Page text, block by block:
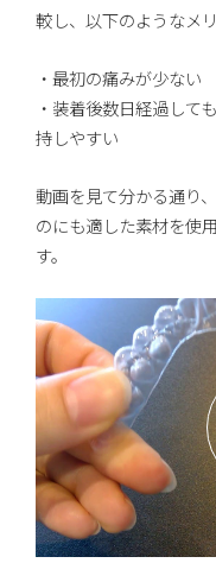
較し、以下のようなメ
・最初の痛みが少ない
・装着後数日経過して
持しやすい
動画を見て分かる通り
のにも適した素材を使
す。